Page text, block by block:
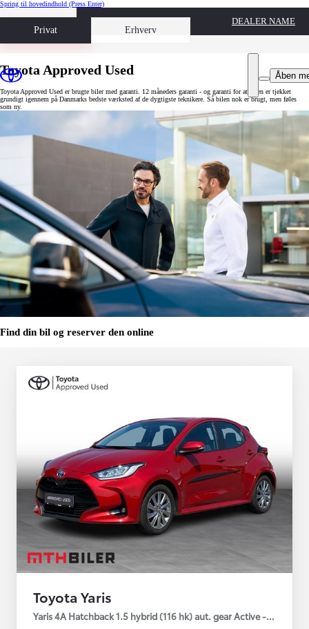
Spring til hovedindhold (Press Enter)
Privat Erhverv
Book prøvetur
DEALER NAME
Åben
Toyota Approved Used
Toyota Approved Used er brugte biler med garanti. 12 måneders garanti - og garanti for at bilen er tjekket
grundigt igennem på Danmarks bedste værksted af de dygtigste teknikere. Så bilen nok er brugt, men føles
som ny.
Find din bil og reserver den online
Toyota Yaris
Yaris 4A Hatchback 1.5 hybrid (116 hk) aut. gear Active -